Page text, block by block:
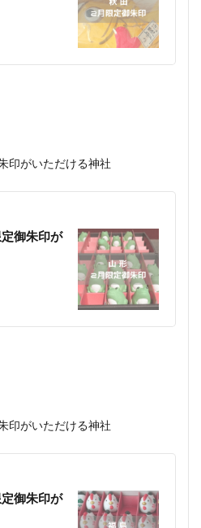
印がいただける神社
御朱印が
印がいただける神社
御朱印が